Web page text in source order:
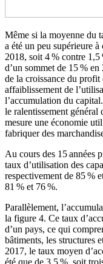
Même si la moyenne du
a été un peu supérieure
2018, soit 4 % contre 1,5
d’un sommet de 15 %
de la croissance du profit
affaiblissement de
l’accumulation du
le ralentissement général
mesure une économie
fabriquer des
Au cours des 15 années
taux d’utilisation des
respectivement de 85 %
81 % et 76 %.
Parallèlement,
la figure 4. Ce taux
d’un pays, ce qui
bâtiments, les structures
2017, le taux moyen
été que de 3,5 %, soit